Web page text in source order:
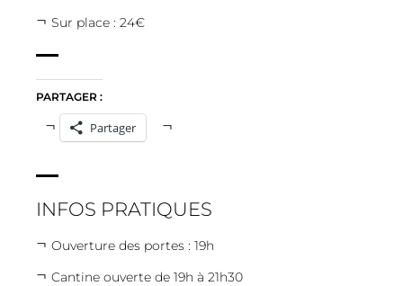
Sur place : 24€
PARTAGER :
Partager
INFOS PRATIQUES
Ouverture des portes : 19h
Cantine ouverte de 19h à 21h30